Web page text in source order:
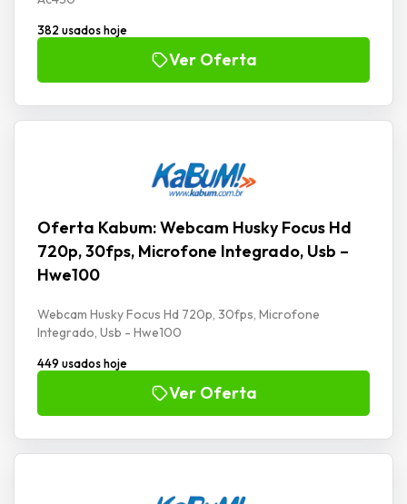
382 usados hoje
Ver Oferta
Oferta Kabum: Webcam Husky Focus Hd
720p, 30fps, Microfone Integrado, Usb –
Hwe100
Webcam Husky Focus Hd 720p, 30fps, Microfone
Integrado, Usb - Hwe100
449 usados hoje
Ver Oferta